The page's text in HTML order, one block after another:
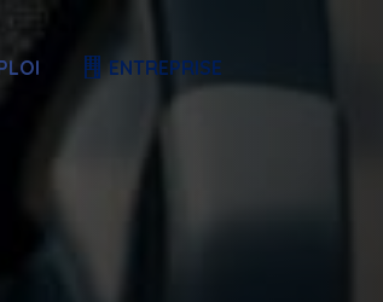
ENTREPRISE